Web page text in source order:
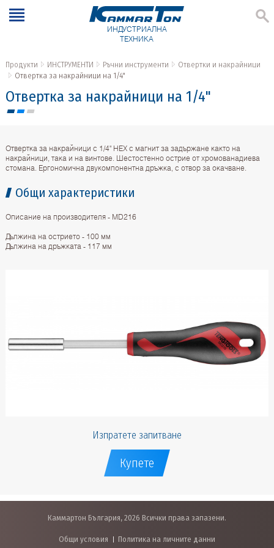
ИНДУСТРИАЛНА
ТЕХНИКА
Продукти ИНСТРУМЕНТИ Ръчни инструменти
Отвертки и накрайници
Отвертка за накрайници на 1/4"
Отвертка за накрайници на 1/4"
Отвертка за накрайници с 1/4" HEX с магнит за задържане както на
накрайници, така и на винтове. Шестостенно острие от хромованадиева
стомана. Ергономична двукомпонентна дръжка, с отвор за окачване.
Общи характеристики
Описание на производителя - MD216
Дължина на острието - 100 мм
Дължина на дръжката - 117 мм
Изпратете запитване
Купете
Каммартон България, 2026 Всички права запазени.
Общи условия Политика на личните данни